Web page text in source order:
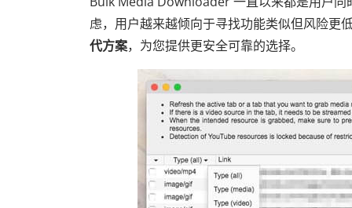
虑，用户越来越倾向于寻找功能类似但风险更
代方案，为您提供更安全可靠的选择。